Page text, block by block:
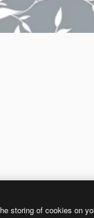
storing of cookies on